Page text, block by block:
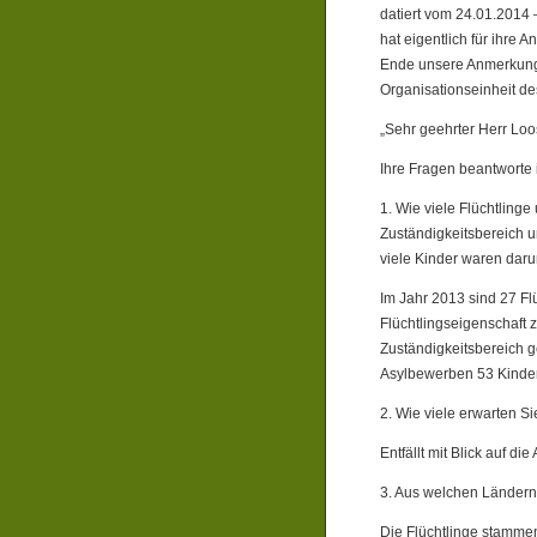
datiert vom 24.01.2014
hat eigentlich für ihre
Ende unsere
Organisationseinheit
„Sehr geehrter Herr
Ihre Fragen
1. Wie viele
Zuständigkeitsbereich
viele Kinder waren
Im Jahr 2013 sind 27
Flüchtlingseigenschaft
Zuständigkeitsbereich
Asylbewerben 53
2. Wie viele erwarten
Entfällt mit Blick auf die
3. Aus welchen
Die Flüchtlinge